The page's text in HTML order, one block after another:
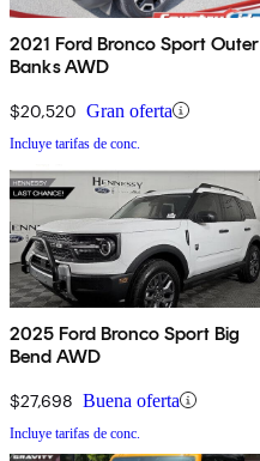
2021 Ford Bronco Sport Outer
Banks AWD
$20,520 Gran oferta
Incluye tarifas de conc.
2025 Ford Bronco Sport Big
Bend AWD
$27,698 Buena oferta
Incluye tarifas de conc.